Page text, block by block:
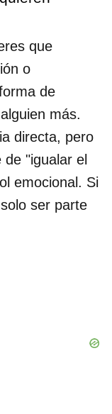
que
o
de
más.
directa, pero
"igualar el
emocional. Si
ser parte